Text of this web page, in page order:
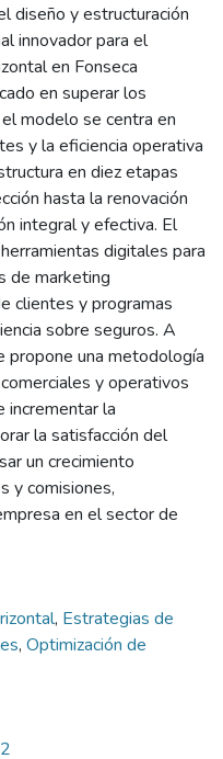
diseño y estructuración
innovador para el
en Fonseca
en superar los
modelo se centra en
y la eficiencia operativa
en diez etapas
hasta la renovación
integral y efectiva. El
digitales para
de marketing
clientes y programas
sobre seguros. A
propone una metodología
y operativos
incrementar la
la satisfacción del
un crecimiento
y comisiones,
en el sector de
, Estrategias de
, Optimización de